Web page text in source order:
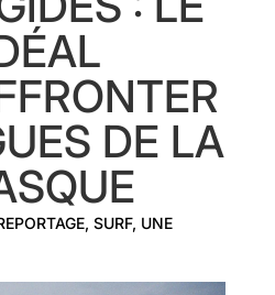
DE LA
, SURF, UNE